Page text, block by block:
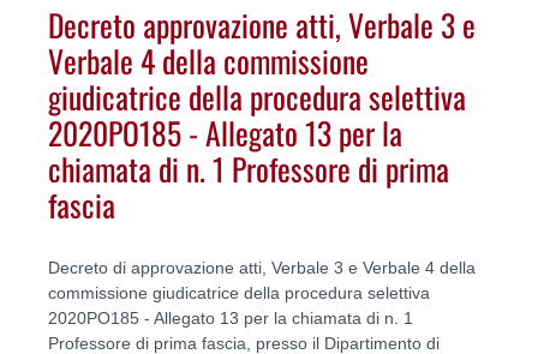
Decreto approvazione atti, Verbale 3 e
Verbale 4 della commissione
giudicatrice della procedura selettiva
2020PO185 - Allegato 13 per la
chiamata di n. 1 Professore di prima
fascia
Decreto di approvazione atti, Verbale 3 e Verbale 4 della
commissione giudicatrice della procedura selettiva
2020PO185 - Allegato 13 per la chiamata di n. 1
Professore di prima fascia, presso il Dipartimento di